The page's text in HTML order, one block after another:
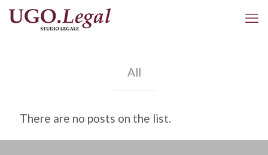
All
There are no posts on the list.